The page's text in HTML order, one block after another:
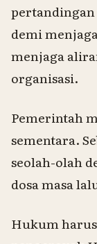
demi
menjaga
organisasi.
Pemerintah
sementara.
seolah-olah
dosa masa
Hukum